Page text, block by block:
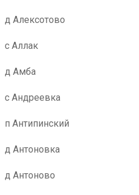
д Алексотово
с Аллак
д Амба
с Андреевка
п Антипинский
д Антоновка
д Антоново